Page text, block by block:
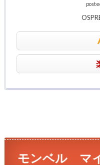
モンベル マ